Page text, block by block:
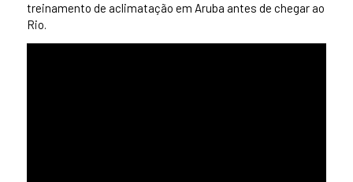
treinamento de aclimatação em Aruba antes de chegar ao
Rio.